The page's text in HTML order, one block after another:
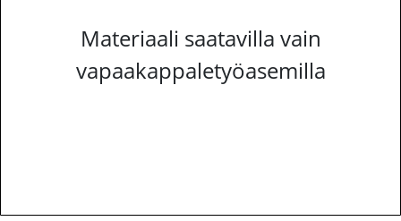
Materiaali saatavilla vain
vapaakappaletyöasemilla